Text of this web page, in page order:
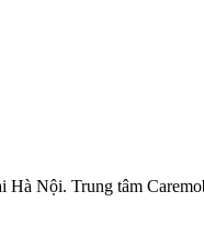
Nội. Trung tâm